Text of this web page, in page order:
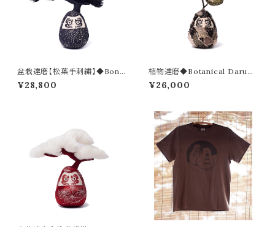
盆栽達磨【松葉手刺繍】◆Bons
ai Daruma-sashiko
¥28,800
植物達磨◆Botanical Darum
a
¥26,000